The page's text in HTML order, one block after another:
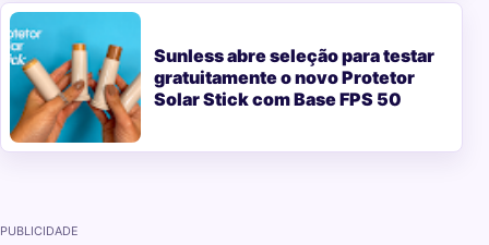
Sunless abre seleção para testar
gratuitamente o novo Protetor
Solar Stick com Base FPS 50
PUBLICIDADE